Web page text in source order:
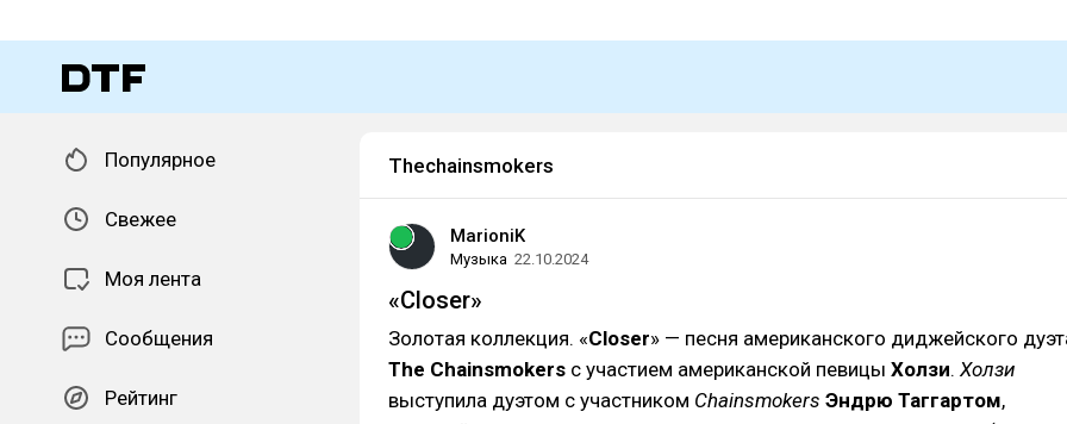
Популярное
Свежее
Моя лента
Сообщения
Рейтинг
Thechainsmokers
MarioniK
Музыка 22.10.2024
«Closer»
Золотая коллекция. «Closer» — песня американского диджейского
The Chainsmokers с участием американской певицы Холзи. Холзи
выступила дуэтом с участником Chainsmokers Эндрю Таггартом,